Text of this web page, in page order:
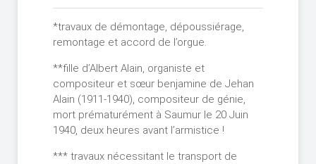
*travaux de démontage, dépoussiérage,
remontage et accord de l’orgue.
**fille d’Albert Alain, organiste et
compositeur et sœur benjamine de Jehan
Alain (1911-1940), compositeur de génie,
mort prématurément à Saumur le 20 Juin
1940, deux heures avant l’armistice !
*** travaux nécessitant le transport de